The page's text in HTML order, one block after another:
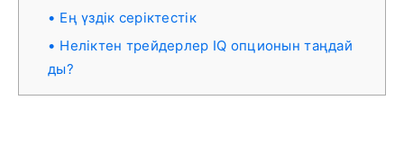
Ең үздік серіктестік
Неліктен трейдерлер IQ опционын таңдай
ды?